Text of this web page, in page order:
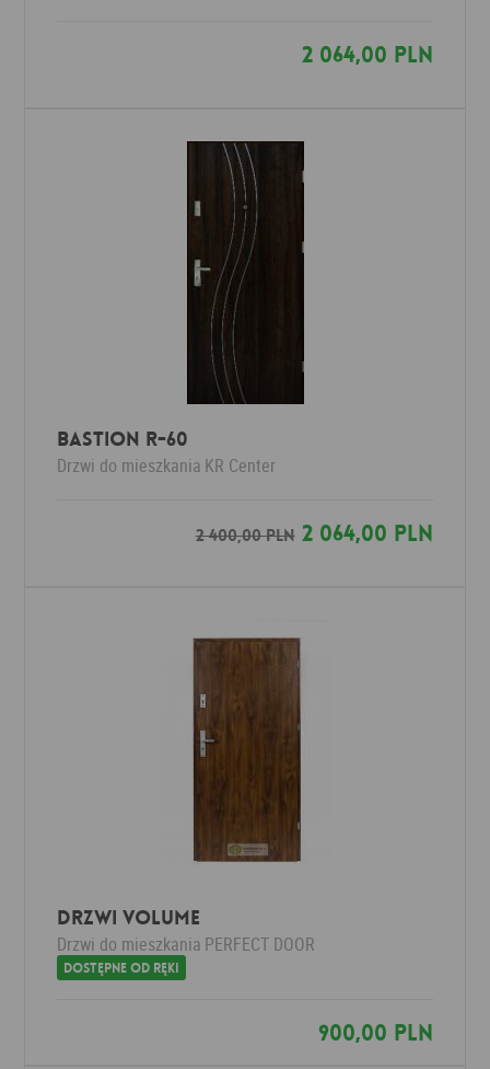
2 064,00 PLN
Bastion R-60
Drzwi do mieszkania KR Center
2 400,00 PLN2 064,00 PLN
Drzwi VOLUME
Drzwi do mieszkania PERFECT DOOR
Dostępne od ręki
900,00 PLN